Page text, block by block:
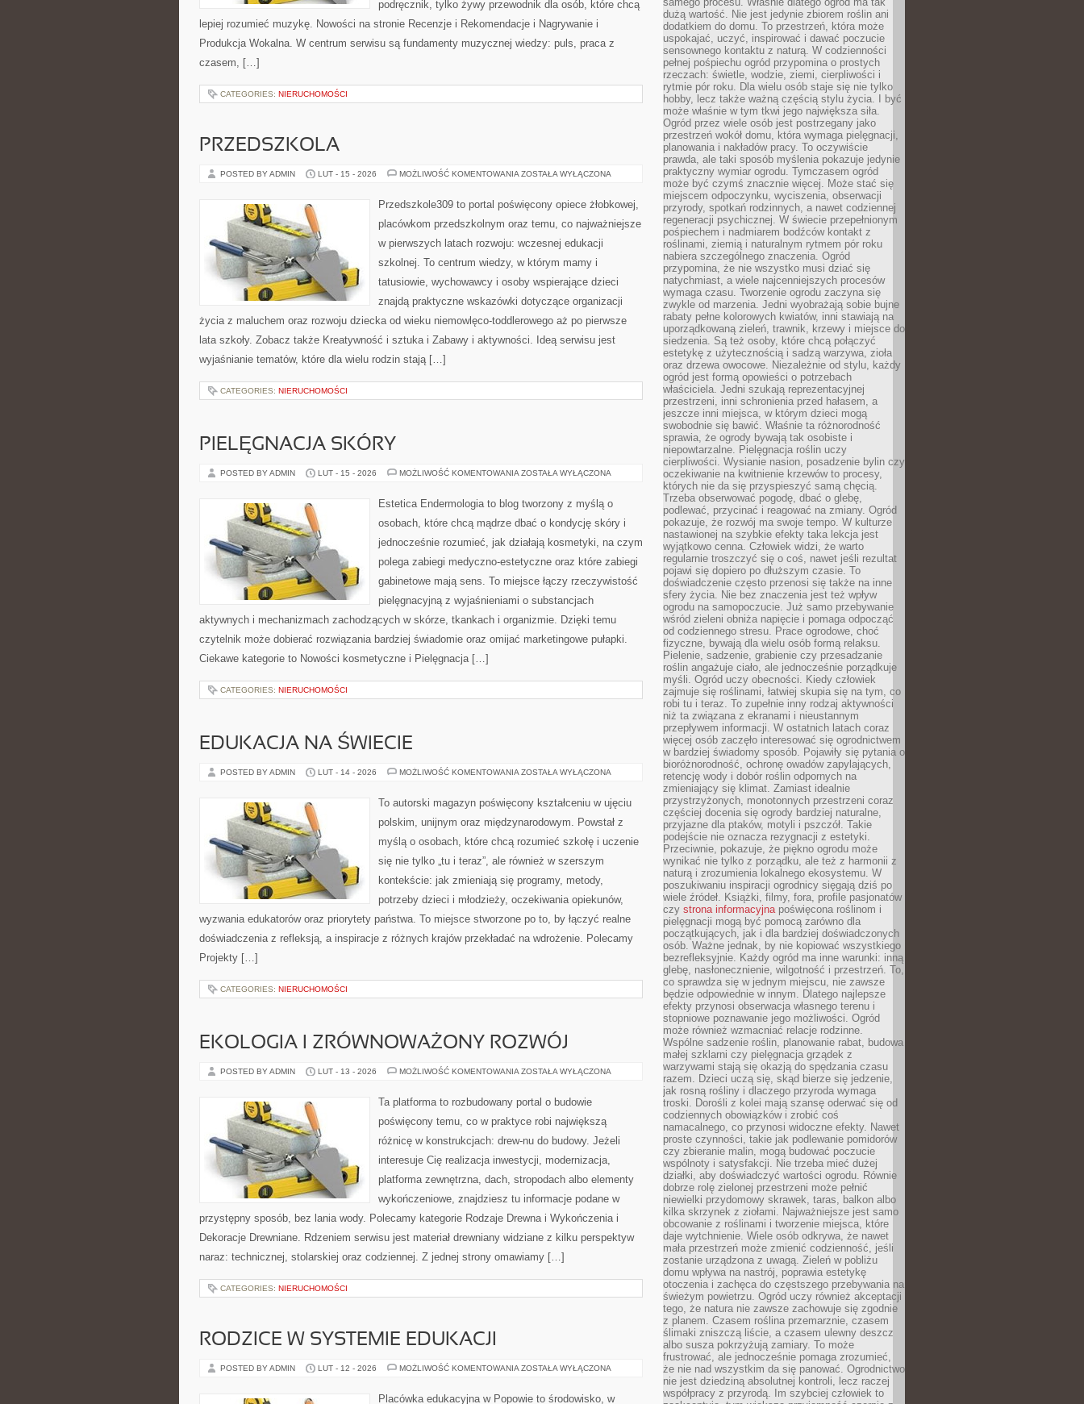
podręcznik, tylko żywy przewodnik dla osób, które chcą
lepiej rozumieć muzykę. Nowości na stronie Recenzje i Rekomendacje i Nagrywanie i
Produkcja Wokalna. W centrum serwisu są fundamenty muzycznej wiedzy: puls, praca z
czasem, […]
CATEGORIES: NIERUCHOMOŚCI
PRZEDSZKOLA
POSTED BY ADMIN LUT - 15 - 2026 MOŻLIWOŚĆ KOMENTOWANIA PRZEDSZKOLA
ZOSTAŁA WYŁĄCZONA
Przedszkole309 to portal poświęcony opiece żłobkowej,
placówkom przedszkolnym oraz temu, co najważniejsze
w pierwszych latach rozwoju: wczesnej edukacji
szkolnej. To centrum wiedzy, w którym mamy i
tatusiowie, wychowawcy i osoby wspierające dzieci
znajdą praktyczne wskazówki dotyczące organizacji
życia z maluchem oraz rozwoju dziecka od wieku niemowlęco-toddlerowego aż po pierwsze
lata szkoły. Zobacz także Kreatywność i sztuka i Zabawy i aktywności. Ideą serwisu jest
wyjaśnianie tematów, które dla wielu rodzin stają […]
CATEGORIES: NIERUCHOMOŚCI
PIELĘGNACJA SKÓRY
POSTED BY ADMIN LUT - 15 - 2026 MOŻLIWOŚĆ KOMENTOWANIA PIELĘGNACJA
ZOSTAŁA WYŁĄCZONA
Estetica Endermologia to blog tworzony z myślą o
osobach, które chcą mądrze dbać o kondycję skóry i
jednocześnie rozumieć, jak działają kosmetyki, na czym
polega zabiegi medyczno-estetyczne oraz które zabiegi
gabinetowe mają sens. To miejsce łączy rzeczywistość
pielęgnacyjną z wyjaśnieniami o substancjach
aktywnych i mechanizmach zachodzących w skórze, tkankach i organizmie. Dzięki temu
czytelnik może dobierać rozwiązania bardziej świadomie oraz omijać marketingowe pułapki.
Ciekawe kategorie to Nowości kosmetyczne i Pielęgnacja […]
CATEGORIES: NIERUCHOMOŚCI
EDUKACJA NA ŚWIECIE
POSTED BY ADMIN LUT - 14 - 2026 MOŻLIWOŚĆ KOMENTOWANIA EDUKACJA
ZOSTAŁA WYŁĄCZONA
To autorski magazyn poświęcony kształceniu w ujęciu
polskim, unijnym oraz międzynarodowym. Powstał z
myślą o osobach, które chcą rozumieć szkołę i uczenie
się nie tylko „tu i teraz”, ale również w szerszym
kontekście: jak zmieniają się programy, metody,
potrzeby dzieci i młodzieży, oczekiwania opiekunów,
wyzwania edukatorów oraz priorytety państwa. To miejsce stworzone po to, by łączyć realne
doświadczenia z refleksją, a inspiracje z różnych krajów przekładać na wdrożenie. Polecamy
Projekty […]
CATEGORIES: NIERUCHOMOŚCI
EKOLOGIA I ZRÓWNOWAŻONY ROZWÓJ
POSTED BY ADMIN LUT - 13 - 2026 MOŻLIWOŚĆ KOMENTOWANIA EKOLOGIA
ROZWÓJ
ZOSTAŁA WYŁĄCZONA
Ta platforma to rozbudowany portal o budowie
poświęcony temu, co w praktyce robi największą
różnicę w konstrukcjach: drew-nu do budowy. Jeżeli
interesuje Cię realizacja inwestycji, modernizacja,
platforma zewnętrzna, dach, stropodach albo elementy
wykończeniowe, znajdziesz tu informacje podane w
przystępny sposób, bez lania wody. Polecamy kategorie Rodzaje Drewna i Wykończenia i
Dekoracje Drewniane. Rdzeniem serwisu jest materiał drewniany widziane z kilku perspektyw
naraz: technicznej, stolarskiej oraz codziennej. Z jednej strony omawiamy […]
CATEGORIES: NIERUCHOMOŚCI
RODZICE W SYSTEMIE EDUKACJI
POSTED BY ADMIN LUT - 12 - 2026 MOŻLIWOŚĆ KOMENTOWANIA RODZICE
EDUKACJI
ZOSTAŁA WYŁĄCZONA
Placówka edukacyjna w Popowie to środowisko, w
dużą wartość. Nie jest jedynie zbiorem roślin ani
dodatkiem do domu. To przestrzeń, która może
uspokajać, uczyć, inspirować i dawać poczucie
sensownego kontaktu z naturą. W codzienności
pełnej pośpiechu ogród przypomina o prostych
rzeczach: świetle, wodzie, ziemi, cierpliwości i
rytmie pór roku. Dla wielu osób staje się nie tylko
hobby, lecz także ważną częścią stylu życia. I być
może właśnie w tym tkwi jego największa siła.
Ogród przez wiele osób jest postrzegany jako
przestrzeń wokół domu, która wymaga pielęgnacji,
planowania i nakładów pracy. To oczywiście
prawda, ale taki sposób myślenia pokazuje jedynie
praktyczny wymiar ogrodu. Tymczasem ogród
może być czymś znacznie więcej. Może stać się
miejscem odpoczynku, wyciszenia, obserwacji
przyrody, spotkań rodzinnych, a nawet codziennej
regeneracji psychicznej. W świecie przepełnionym
pośpiechem i nadmiarem bodźców kontakt z
roślinami, ziemią i naturalnym rytmem pór roku
nabiera szczególnego znaczenia. Ogród
przypomina, że nie wszystko musi dziać się
natychmiast, a wiele najcenniejszych procesów
wymaga czasu. Tworzenie ogrodu zaczyna się
zwykle od marzenia. Jedni wyobrażają sobie bujne
rabaty pełne kolorowych kwiatów, inni stawiają na
uporządkowaną zieleń, trawnik, krzewy i miejsce do
siedzenia. Są też osoby, które chcą połączyć
estetykę z użytecznością i sadzą warzywa, zioła
oraz drzewa owocowe. Niezależnie od stylu, każdy
ogród jest formą opowieści o potrzebach
właściciela. Jedni szukają reprezentacyjnej
przestrzeni, inni schronienia przed hałasem, a
jeszcze inni miejsca, w którym dzieci mogą
swobodnie się bawić. Właśnie ta różnorodność
sprawia, że ogrody bywają tak osobiste i
niepowtarzalne. Pielęgnacja roślin uczy
cierpliwości. Wysianie nasion, posadzenie bylin czy
oczekiwanie na kwitnienie krzewów to procesy,
których nie da się przyspieszyć samą chęcią.
Trzeba obserwować pogodę, dbać o glebę,
podlewać, przycinać i reagować na zmiany. Ogród
pokazuje, że rozwój ma swoje tempo. W kulturze
nastawionej na szybkie efekty taka lekcja jest
wyjątkowo cenna. Człowiek widzi, że warto
regularnie troszczyć się o coś, nawet jeśli rezultat
pojawi się dopiero po dłuższym czasie. To
doświadczenie często przenosi się także na inne
sfery życia. Nie bez znaczenia jest też wpływ
ogrodu na samopoczucie. Już samo przebywanie
wśród zieleni obniża napięcie i pomaga odpocząć
od codziennego stresu. Prace ogrodowe, choć
fizyczne, bywają dla wielu osób formą relaksu.
Pielenie, sadzenie, grabienie czy przesadzanie
roślin angażuje ciało, ale jednocześnie porządkuje
myśli. Ogród uczy obecności. Kiedy człowiek
zajmuje się roślinami, łatwiej skupia się na tym, co
robi tu i teraz. To zupełnie inny rodzaj aktywności
niż ta związana z ekranami i nieustannym
przepływem informacji. W ostatnich latach coraz
więcej osób zaczęło interesować się ogrodnictwem
w bardziej świadomy sposób. Pojawiły się pytania o
bioróżnorodność, ochronę owadów zapylających,
retencję wody i dobór roślin odpornych na
zmieniający się klimat. Zamiast idealnie
przystrzyżonych, monotonnych przestrzeni coraz
częściej docenia się ogrody bardziej naturalne,
przyjazne dla ptaków, motyli i pszczół. Takie
podejście nie oznacza rezygnacji z estetyki.
Przeciwnie, pokazuje, że piękno ogrodu może
wynikać nie tylko z porządku, ale też z harmonii z
naturą i zrozumienia lokalnego ekosystemu. W
poszukiwaniu inspiracji ogrodnicy sięgają dziś po
wiele źródeł. Książki, filmy, fora, profile pasjonatów
czy strona informacyjnapoświęcona roślinom i
pielęgnacji mogą być pomocą zarówno dla
początkujących, jak i dla bardziej doświadczonych
osób. Ważne jednak, by nie kopiować wszystkiego
bezrefleksyjnie. Każdy ogród ma inne warunki: inną
glebę, nasłonecznienie, wilgotność i przestrzeń. To,
co sprawdza się w jednym miejscu, nie zawsze
będzie odpowiednie w innym. Dlatego najlepsze
efekty przynosi obserwacja własnego terenu i
stopniowe poznawanie jego możliwości. Ogród
może również wzmacniać relacje rodzinne.
Wspólne sadzenie roślin, planowanie rabat, budowa
małej szklarni czy pielęgnacja grządek z
warzywami stają się okazją do spędzania czasu
razem. Dzieci uczą się, skąd bierze się jedzenie,
jak rosną rośliny i dlaczego przyroda wymaga
troski. Dorośli z kolei mają szansę oderwać się od
codziennych obowiązków i zrobić coś
namacalnego, co przynosi widoczne efekty. Nawet
proste czynności, takie jak podlewanie pomidorów
czy zbieranie malin, mogą budować poczucie
wspólnoty i satysfakcji. Nie trzeba mieć dużej
działki, aby doświadczyć wartości ogrodu. Równie
dobrze rolę zielonej przestrzeni może pełnić
niewielki przydomowy skrawek, taras, balkon albo
kilka skrzynek z ziołami. Najważniejsze jest samo
obcowanie z roślinami i tworzenie miejsca, które
daje wytchnienie. Wiele osób odkrywa, że nawet
mała przestrzeń może zmienić codzienność, jeśli
zostanie urządzona z uwagą. Zieleń w pobliżu
domu wpływa na nastrój, poprawia estetykę
otoczenia i zachęca do częstszego przebywania na
świeżym powietrzu. Ogród uczy również akceptacji
tego, że natura nie zawsze zachowuje się zgodnie
z planem. Czasem roślina przemarznie, czasem
ślimaki zniszczą liście, a czasem ulewny deszcz
albo susza pokrzyżują zamiary. To może
frustrować, ale jednocześnie pomaga zrozumieć,
że nie nad wszystkim da się panować. Ogrodnictwo
nie jest dziedziną absolutnej kontroli, lecz raczej
współpracy z przyrodą. Im szybciej człowiek to